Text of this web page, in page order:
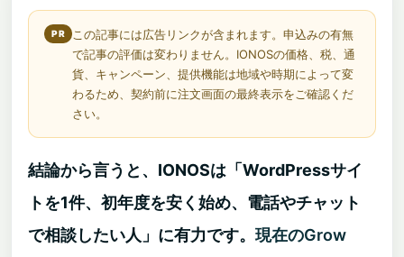
この記事には広告リンクが含まれます。申込みの有無
で記事の評価は変わりません。IONOSの価格、税、通
貨、キャンペーン、提供機能は地域や時期によって変
わるため、契約前に注文画面の最終表示をご確認くだ
さい。
結論から言うと、IONOSは「WordPressサイ
トを1件、初年度を安く始め、電話やチャット
で相談したい人」に有力です。 現在のGrow